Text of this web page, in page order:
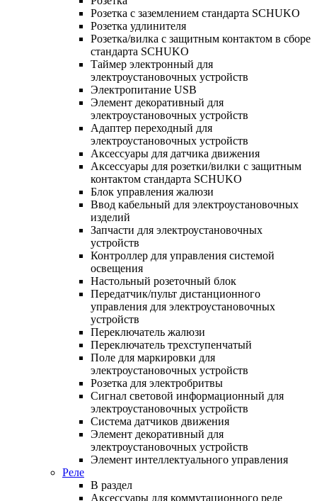
Розетка с заземлением стандарта SCHUKO
Розетка удлинителя
Розетка/вилка с защитным контактом в сборе
стандарта SCHUKO
Таймер электронный для
электроустановочных устройств
Электропитание USB
Элемент декоративный для
электроустановочных устройств
Адаптер переходный для
электроустановочных устройств
Аксессуары для датчика движения
Аксессуары для розетки/вилки с защитным
контактом стандарта SCHUKO
Блок управления жалюзи
Ввод кабельный для электроустановочных
изделий
Запчасти для электроустановочных
устройств
Контроллер для управления системой
освещения
Настольный розеточный блок
Передатчик/пульт дистанционного
управления для электроустановочных
устройств
Переключатель жалюзи
Переключатель трехступенчатый
Поле для маркировки для
электроустановочных устройств
Розетка для электробритвы
Сигнал световой информационный для
электроустановочных устройств
Система датчиков движения
Элемент декоративный для
электроустановочных устройств
Элемент интеллектуального управления
Реле
В раздел
Аксессуары для коммутационного реле